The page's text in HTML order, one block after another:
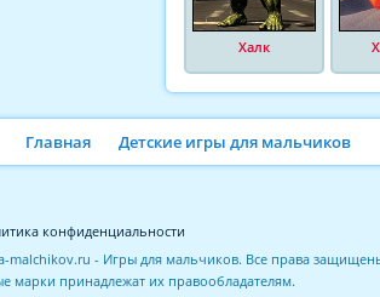
Халк
Главная Детские игры для мальчиков
конфиденциальности
malchikov.ru - Игры для мальчиков. Все права
марки принадлежат их правообладателям.